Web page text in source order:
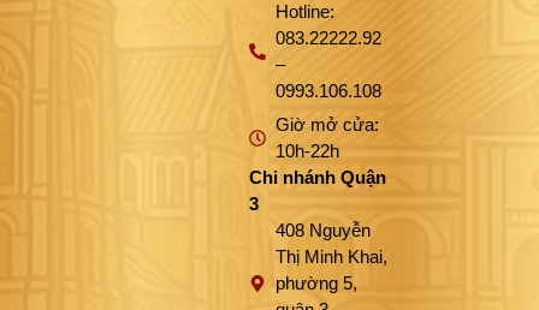
Hotline:
083.22222.92
–
0993.106.108
Giờ mở cửa:
10h-22h
Chi nhánh Quận
3
408 Nguyễn
Thị Minh Khai,
phường 5,